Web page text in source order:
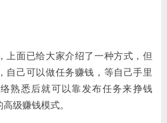
上面已给大家介绍了一种方式，但
自己可以做任务赚钱，等自己手里
熟悉后就可以靠发布任务来挣钱
级赚钱模式。